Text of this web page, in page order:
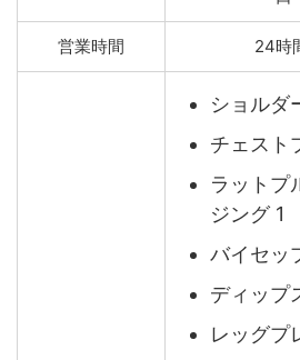
営業時間 24時
ショルダ
チェスト
ラットプ
ジング 1
バイセッ
ディップ
レッグプ